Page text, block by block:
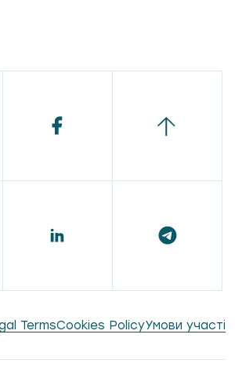
TermsCookies PolicyУмови участі